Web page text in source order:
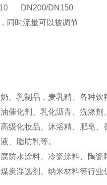
DN200/DN150
同时流量可以被调节
、乳制品，麦乳精、各种饮
化剂、乳化沥青、洗涤剂
级化妆品、沐浴精、肥皂、
、脂肪乳等。
防水涂料、冷瓷涂料、陶瓷
炭浮选剂、纳米材料等行业